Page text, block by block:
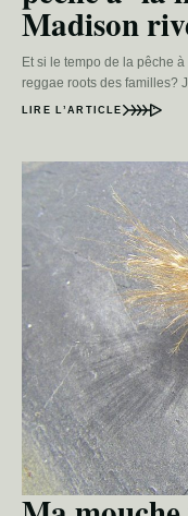
Madison
Et si le tempo de la pêche
reggae roots des familles?
LIRE L’ARTICLE